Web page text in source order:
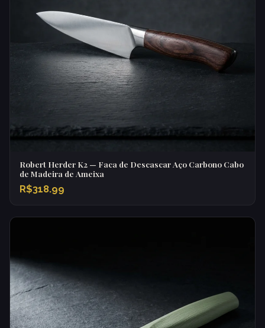
Robert Herder K2 — Faca de Descascar Aço Carbono Cabo
de Madeira de Ameixa
R$318.99